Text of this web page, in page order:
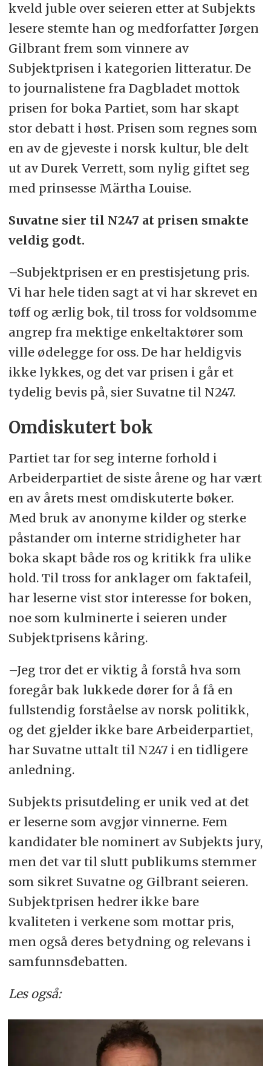
kveld juble over seieren etter at Subjekts
lesere stemte han og medforfatter Jørgen
Gilbrant frem som vinnere av
Subjektprisen i kategorien litteratur. De
to journalistene fra Dagbladet mottok
prisen for boka Partiet, som har skapt
stor debatt i høst. Prisen som regnes som
en av de gjeveste i norsk kultur, ble delt
ut av Durek Verrett, som nylig giftet seg
med prinsesse Märtha Louise.
Suvatne sier til N247 at prisen smakte
veldig godt.
–Subjektprisen er en prestisjetung pris.
Vi har hele tiden sagt at vi har skrevet en
tøff og ærlig bok, til tross for voldsomme
angrep fra mektige enkeltaktører som
ville ødelegge for oss. De har heldigvis
ikke lykkes, og det var prisen i går et
tydelig bevis på, sier Suvatne til N247.
Omdiskutert bok
Partiet tar for seg interne forhold i
Arbeiderpartiet de siste årene og har vært
en av årets mest omdiskuterte bøker.
Med bruk av anonyme kilder og sterke
påstander om interne stridigheter har
boka skapt både ros og kritikk fra ulike
hold. Til tross for anklager om faktafeil,
har leserne vist stor interesse for boken,
noe som kulminerte i seieren under
Subjektprisens kåring.
–Jeg tror det er viktig å forstå hva som
foregår bak lukkede dører for å få en
fullstendig forståelse av norsk politikk,
og det gjelder ikke bare Arbeiderpartiet,
har Suvatne uttalt til N247 i en tidligere
anledning.
Subjekts prisutdeling er unik ved at det
er leserne som avgjør vinnerne. Fem
kandidater ble nominert av Subjekts jury,
men det var til slutt publikums stemmer
som sikret Suvatne og Gilbrant seieren.
Subjektprisen hedrer ikke bare
kvaliteten i verkene som mottar pris,
men også deres betydning og relevans i
samfunnsdebatten.
Les også: